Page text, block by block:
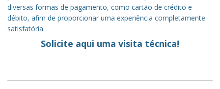
diversas formas de pagamento, como cartão de crédito e
débito, afim de proporcionar uma experiência completamente
satisfatória.
Solicite aqui uma visita técnica!